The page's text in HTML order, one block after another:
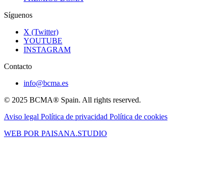
Síguenos
X (Twitter)
YOUTUBE
INSTAGRAM
Contacto
info@bcma.es
© 2025 BCMA® Spain. All rights reserved.
Aviso legal Política de privacidad Política de cookies
WEB POR PAISANA.STUDIO